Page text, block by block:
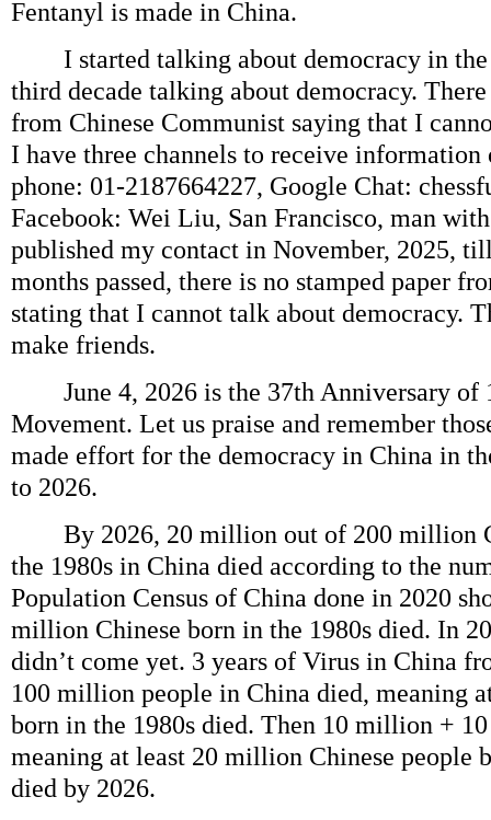
Fentanyl is made in China.
I started talking about democracy in the
third decade talking about democracy.
from Chinese Communist saying that I
I have three channels to receive
phone: 01-2187664227, Google Chat:
Facebook: Wei Liu, San Francisco, man
published my contact in November, 2025,
months passed, there is no stamped paper
stating that I cannot talk about democracy.
make friends.
June 4, 2026 is the 37th Anniversary of
Movement. Let us praise and remember
made effort for the democracy in China in
to 2026.
By 2026, 20 million out of 200 million
the 1980s in China died according to the
Population Census of China done in 2020
million Chinese born in the 1980s died. In
didn’t come yet. 3 years of Virus in China
100 million people in China died, meaning
born in the 1980s died. Then 10 million +
meaning at least 20 million Chinese people
died by 2026.